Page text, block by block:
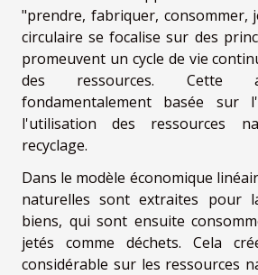
"prendre, fabriquer, consommer,
circulaire se focalise sur des
promeuvent un cycle de vie
des ressources. Cette
fondamentalement basée sur
l'utilisation des ressources
recyclage.
Dans le modèle économique
naturelles sont extraites pour
biens, qui sont ensuite
jetés comme déchets. Cela
considérable sur les ressources